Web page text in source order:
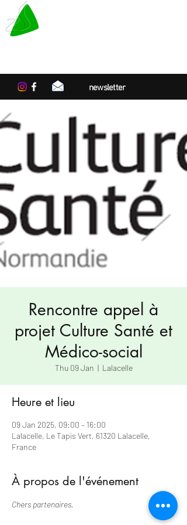
newsletter
Rencontre appel à
projet Culture Santé et
Médico-social
Thu 09 Jan
  |
Lalacelle
Heure et lieu
09 Jan 2025, 09:00 – 16:00
Lalacelle, Le Tapis Vert, 61320 Lalacelle,
France
À propos de l'événement
Chers partenaires,